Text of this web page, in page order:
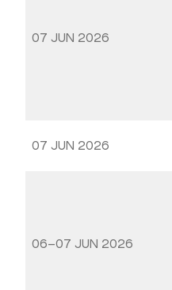
07 JUN 2026
07 JUN 2026
06–07 JUN 2026